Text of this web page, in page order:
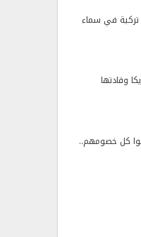
في سماء
وقادتها
كل خصومهم..